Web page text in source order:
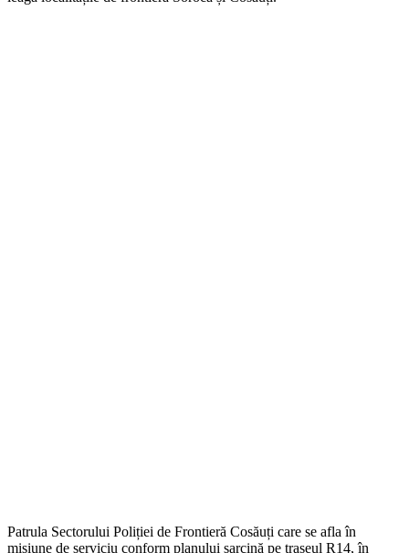
Patrula Sectorului Poliției de Frontieră Cosăuți care se afla în
misiune de serviciu conform planului sarcină pe traseul R14, în